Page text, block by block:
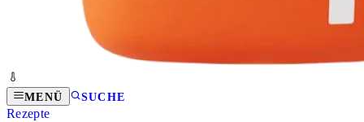
MENÜ SUCHE
Rezepte